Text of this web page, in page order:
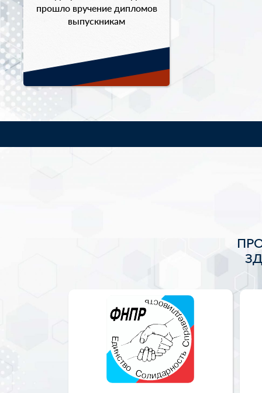
прошло вручение дипломов
выпускникам